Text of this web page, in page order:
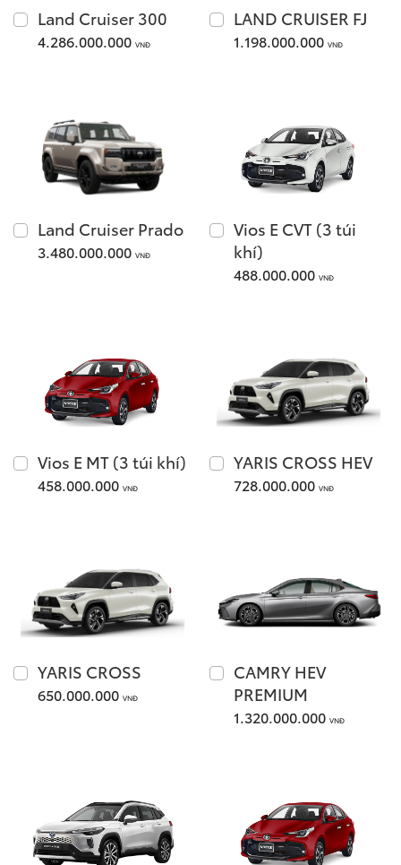
Tải bảng giá
Giá từ: 4,286,000,000
Xem các mẫu Land
Xem các mẫu
Giá từ: 650,000,000
LAND CRUISER FJ
Xem các mẫu
Giá từ: 730,000,000
Xem các mẫu Innova
Land Cruiser 300
4.286.000.000 VNĐ
LAND CRUISER FJ
1.198.000.000 VNĐ
Land Cruiser Prado
3.480.000.000 VNĐ
Vios E CVT (3 túi
khí)
488.000.000 VNĐ
Vios E MT (3 túi khí)
458.000.000 VNĐ
YARIS CROSS HEV
728.000.000 VNĐ
YARIS CROSS
650.000.000 VNĐ
CAMRY HEV
PREMIUM
1.320.000.000 VNĐ